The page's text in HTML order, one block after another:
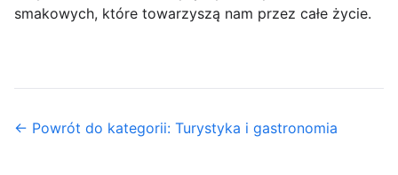
smakowych, które towarzyszą nam przez całe życie.
← Powrót do kategorii: Turystyka i gastronomia